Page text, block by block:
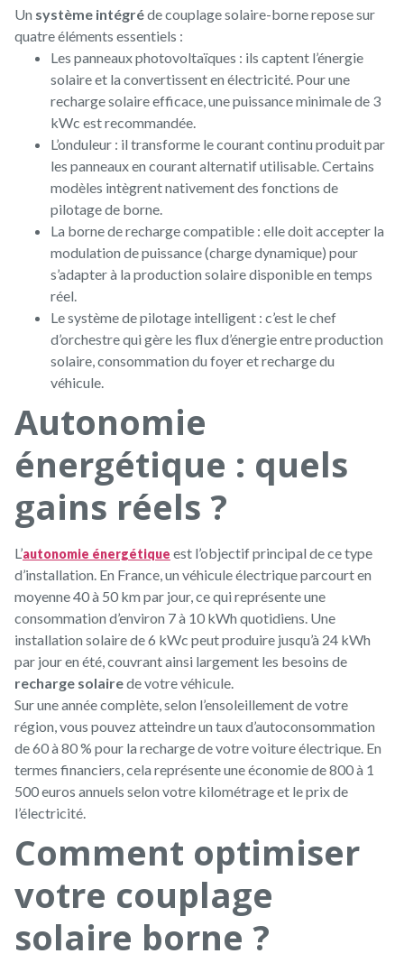
Un système intégréde couplage solaire-borne repose sur
quatre éléments essentiels :
Les panneaux photovoltaïques : ils captent l’énergie
solaire et la convertissent en électricité. Pour une
recharge solaire efficace, une puissance minimale de 3
kWc est recommandée.
L’onduleur : il transforme le courant continu produit par
les panneaux en courant alternatif utilisable. Certains
modèles intègrent nativement des fonctions de
pilotage de borne.
La borne de recharge compatible : elle doit accepter la
modulation de puissance (charge dynamique) pour
s’adapter à la production solaire disponible en temps
réel.
Le système de pilotage intelligent : c’est le chef
d’orchestre qui gère les flux d’énergie entre production
solaire, consommation du foyer et recharge du
véhicule.
Autonomie
énergétique : quels
gains réels ?
L’autonomie énergétique est l’objectif principal de ce type
d’installation. En France, un véhicule électrique parcourt en
moyenne 40 à 50 km par jour, ce qui représente une
consommation d’environ 7 à 10 kWh quotidiens. Une
installation solaire de 6 kWc peut produire jusqu’à 24 kWh
par jour en été, couvrant ainsi largement les besoins de
recharge solairede votre véhicule.
Sur une année complète, selon l’ensoleillement de votre
région, vous pouvez atteindre un taux d’autoconsommation
de 60 à 80 % pour la recharge de votre voiture électrique. En
termes financiers, cela représente une économie de 800 à 1
500 euros annuels selon votre kilométrage et le prix de
l’électricité.
Comment optimiser
votre couplage
solaire borne ?